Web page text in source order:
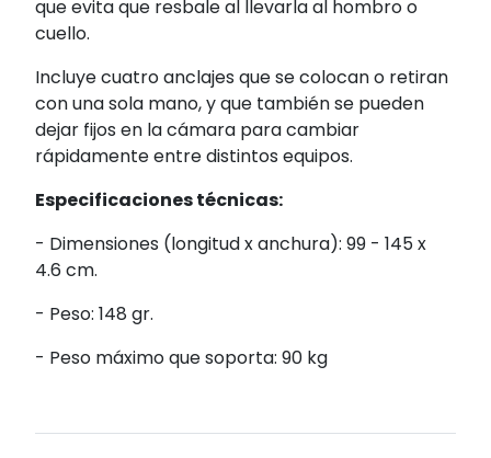
que evita que resbale al llevarla al hombro o
cuello.
Incluye cuatro anclajes que se colocan o retiran
con una sola mano, y que también se pueden
dejar fijos en la cámara para cambiar
rápidamente entre distintos equipos.
Especificaciones técnicas:
- Dimensiones (longitud x anchura): 99 - 145 x
4.6 cm.
- Peso: 148 gr.
- Peso máximo que soporta: 90 kg